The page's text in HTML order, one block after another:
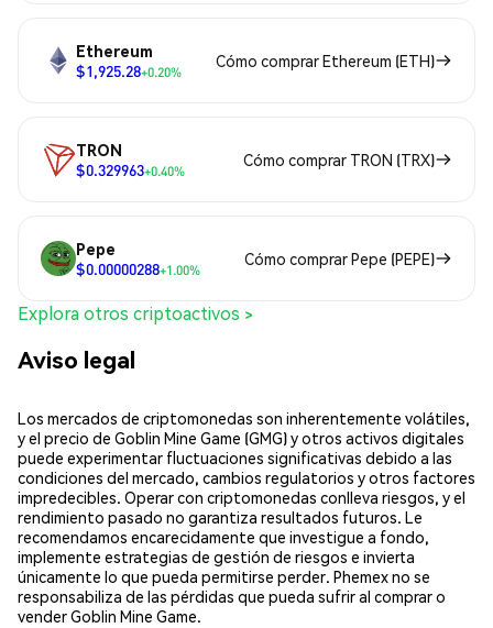
Ethereum
$1,925.28+0.20%
Cómo comprar Ethereum (ETH)
TRON
$0.329963+0.40%
Cómo comprar TRON (TRX)
Pepe
$0.00000288+1.00%
Cómo comprar Pepe (PEPE)
Explora otros criptoactivos >
Aviso legal
Los mercados de criptomonedas son inherentemente volátiles,
y el precio de Goblin Mine Game (GMG) y otros activos digitales
puede experimentar fluctuaciones significativas debido a las
condiciones del mercado, cambios regulatorios y otros factores
impredecibles. Operar con criptomonedas conlleva riesgos, y el
rendimiento pasado no garantiza resultados futuros. Le
recomendamos encarecidamente que investigue a fondo,
implemente estrategias de gestión de riesgos e invierta
únicamente lo que pueda permitirse perder. Phemex no se
responsabiliza de las pérdidas que pueda sufrir al comprar o
vender Goblin Mine Game.